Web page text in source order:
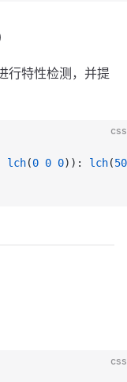
行特性检测，并提
css
lch(0 0 0)): lch(50
css